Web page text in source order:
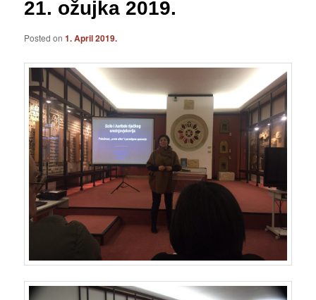
21. ožujka 2019.
Posted on1. April 2019.